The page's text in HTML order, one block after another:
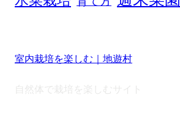
室内栽培を楽しむ｜地遊村
自然体で栽培を楽しむサイト